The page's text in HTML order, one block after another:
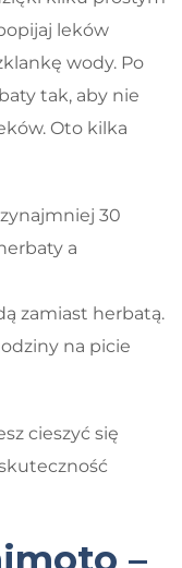
leków
wody. Po
tak, aby nie
Oto kilka
30
a
zamiast herbatą.
na picie
cieszyć się